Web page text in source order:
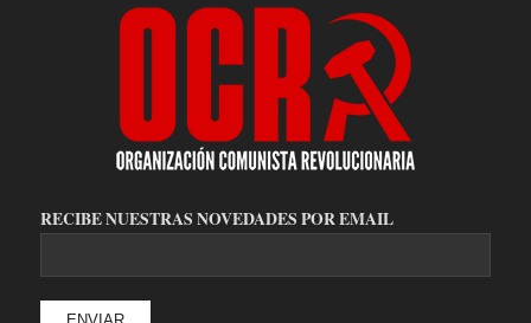
RECIBE NUESTRAS NOVEDADES POR EMAIL